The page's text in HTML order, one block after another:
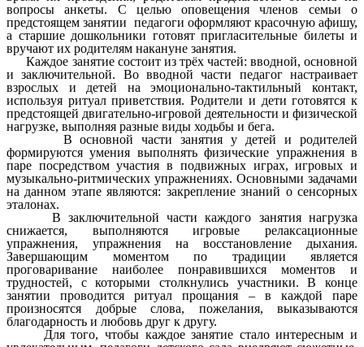
вопросы анкеты. С целью оповещения членов семьи о
предстоящем занятии педагоги оформляют красочную афишу,
а старшие дошкольники готовят пригласительные билеты и
вручают их родителям накануне занятия.
Каждое занятие состоит из трёх частей: вводной, основной
и заключительной. Во вводной части педагог настраивает
взрослых и детей на эмоционально-тактильный контакт,
используя ритуал приветствия. Родители и дети готовятся к
предстоящей двигательно-игровой деятельности и физической
нагрузке, выполняя разные виды ходьбы и бега.
В основной части занятия у детей и родителей
формируются умения выполнять физические упражнения в
паре посредством участия в подвижных играх, игровых и
музыкально-ритмических упражнениях. Основными задачами
на данном этапе являются: закрепление знаний о сенсорных
эталонах.
В заключительной части каждого занятия нагрузка
снижается, выполняются игровые релаксационные
упражнения, упражнения на восстановление дыхания.
Завершающим моментом по традиции является
проговаривание наиболее понравившихся моментов и
трудностей, с которыми столкнулись участники. В конце
занятии проводится ритуал прощания – в каждой паре
произносятся добрые слова, пожелания, выказываются
благодарность и любовь друг к другу.
Для того, чтобы каждое занятие стало интересным и